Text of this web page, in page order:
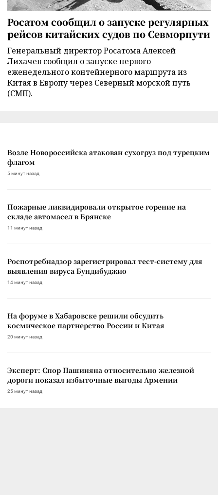
Росатом сообщил о запуске регулярных
рейсов китайских судов по Севморпути
Генеральный директор Росатома Алексей
Лихачев сообщил о запуске первого
еженедельного контейнерного маршрута из
Китая в Европу через Северный морской путь
(СМП).
Возле Новороссийска атакован сухогруз под турецким
флагом
5 минут назад
Пожарные ликвидировали открытое горение на
складе автомасел в Брянске
11 минут назад
Роспотребнадзор зарегистрировал тест-систему для
выявления вируса Бундибуджио
14 минут назад
На форуме в Хабаровске решили обсудить
космическое партнерство России и Китая
20 минут назад
Эксперт: Спор Пашиняна относительно железной
дороги показал избыточные выгоды Армении
25 минут назад